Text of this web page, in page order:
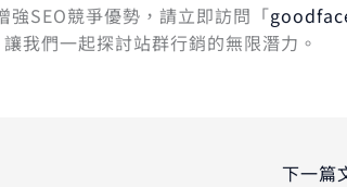
SEO競爭優勢，請立即訪問「
讓我們一起探討站群行銷的無限潛力。
下一篇